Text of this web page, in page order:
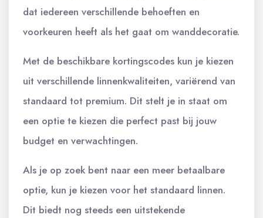
dat iedereen verschillende behoeften en
voorkeuren heeft als het gaat om wanddecoratie.
Met de beschikbare kortingscodes kun je kiezen
uit verschillende linnenkwaliteiten, variërend van
standaard tot premium. Dit stelt je in staat om
een optie te kiezen die perfect past bij jouw
budget en verwachtingen.
Als je op zoek bent naar een meer betaalbare
optie, kun je kiezen voor het standaard linnen.
Dit biedt nog steeds een uitstekende